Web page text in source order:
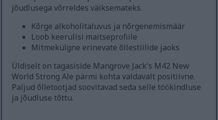
jõudlusega võrreldes väiksemateks.
Kõrge alkoholitaluvus ja nõrgenemismäär
Loob keerulisi maitseprofiile
Mitmekülgne erinevate õllestiilide jaoks
Üldiselt on tagasiside Mangrove Jack's M42 New
World Strong Ale pärmi kohta valdavalt positiivne.
Paljud õlletootjad soovitavad seda selle töökindluse
ja jõudluse tõttu.